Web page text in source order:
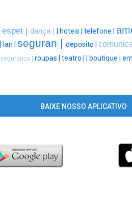
espet | dança | hoteis | telefone |
lan | seguran | deposito |
segurança | roupas | teatro | boutique |
BAIXE NOSSO APLICATIVO